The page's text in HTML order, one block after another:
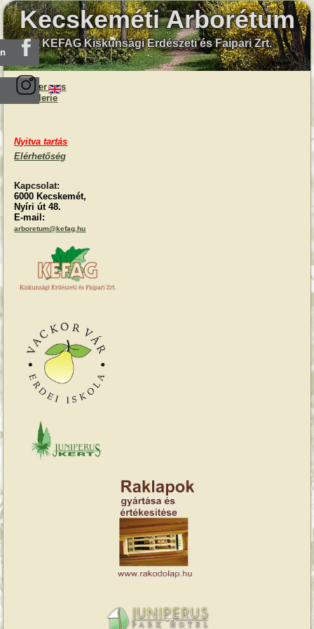
Kecskeméti Arborétum
KEFAG Kiskunsági Erdészeti és Faipari Zrt.
Über uns
Galerie
Nyitvatartás
Elérhetőség
Kapcsolat:
6000 Kecskemét,
Nyíri út 48.
E-mail:
arboretum@kefag.hu